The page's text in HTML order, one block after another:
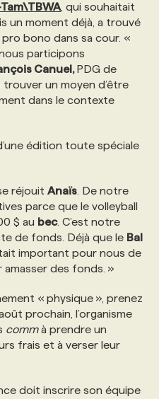
, qui souhaitait
un moment déjà, a trouvé
bono dans sa cour. «
participons
Canuel,PDG de
trouver un moyen d’être
dans le contexte
édition toute spéciale
réjouit Anaïs . De notre
parce que le volleyball
$ au bec. C’est notre
de fonds. Déjà que le Bal
important pour nous de
des fonds. »
« physique », prenez
prochain, l’organisme
commà prendre un
frais et à verser leur
doit inscrire son équipe